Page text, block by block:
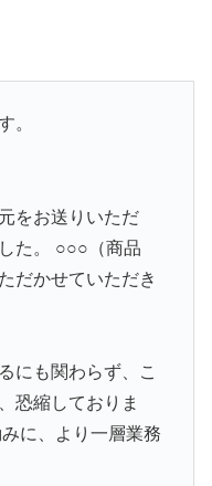
をお送りいただ
た。 ○○○（商品
だかせていただき
にも関わらず、こ
恐縮しておりま
に、より一層業務